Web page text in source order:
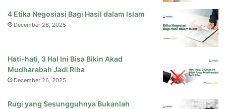
4 Etika Negosiasi Bagi Hasil dalam Islam
December 26, 2025
Hati-hati, 3 Hal Ini Bisa Bikin Akad
Mudharabah Jadi Riba
December 26, 2025
Rugi yang Sesungguhnya Bukanlah